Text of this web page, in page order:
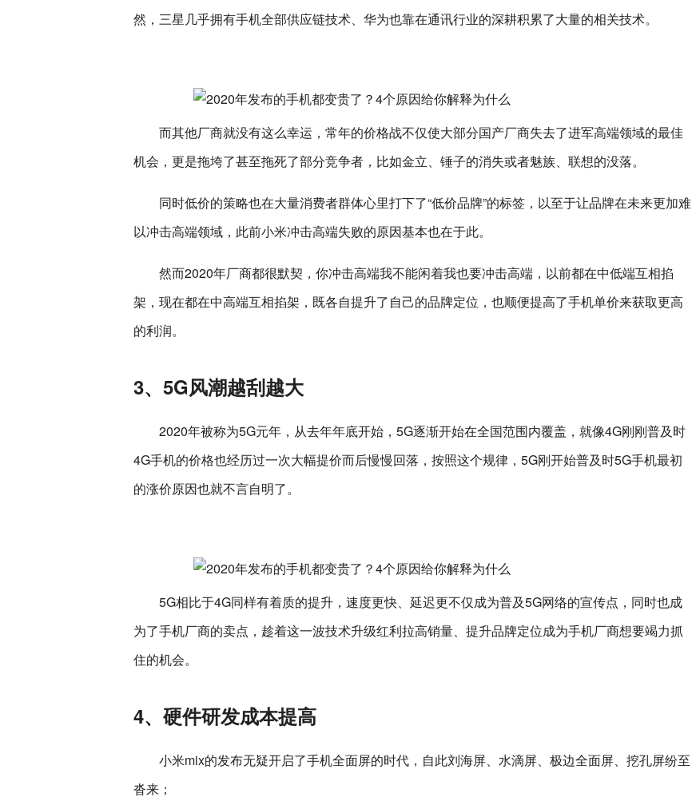
然，三星几乎拥有手机全部供应链技术、华为也靠在通讯行业的深耕积累了大量的相关技术。
而其他厂商就没有这么幸运，常年的价格战不仅使大部分国产厂商失去了进军高端领域的最佳
机会，更是拖垮了甚至拖死了部分竞争者，比如金立、锤子的消失或者魅族、联想的没落。
同时低价的策略也在大量消费者群体心里打下了“低价品牌”的标签，以至于让品牌在未来更加难
以冲击高端领域，此前小米冲击高端失败的原因基本也在于此。
然而2020年厂商都很默契，你冲击高端我不能闲着我也要冲击高端，以前都在中低端互相掐
架，现在都在中高端互相掐架，既各自提升了自己的品牌定位，也顺便提高了手机单价来获取更高
的利润。
3、5G风潮越刮越大
2020年被称为5G元年，从去年年底开始，5G逐渐开始在全国范围内覆盖，就像4G刚刚普及时
4G手机的价格也经历过一次大幅提价而后慢慢回落，按照这个规律，5G刚开始普及时5G手机最初
的涨价原因也就不言自明了。
5G相比于4G同样有着质的提升，速度更快、延迟更不仅成为普及5G网络的宣传点，同时也成
为了手机厂商的卖点，趁着这一波技术升级红利拉高销量、提升品牌定位成为手机厂商想要竭力抓
住的机会。
4、硬件研发成本提高
小米mix的发布无疑开启了手机全面屏的时代，自此刘海屏、水滴屏、极边全面屏、挖孔屏纷至
沓来；